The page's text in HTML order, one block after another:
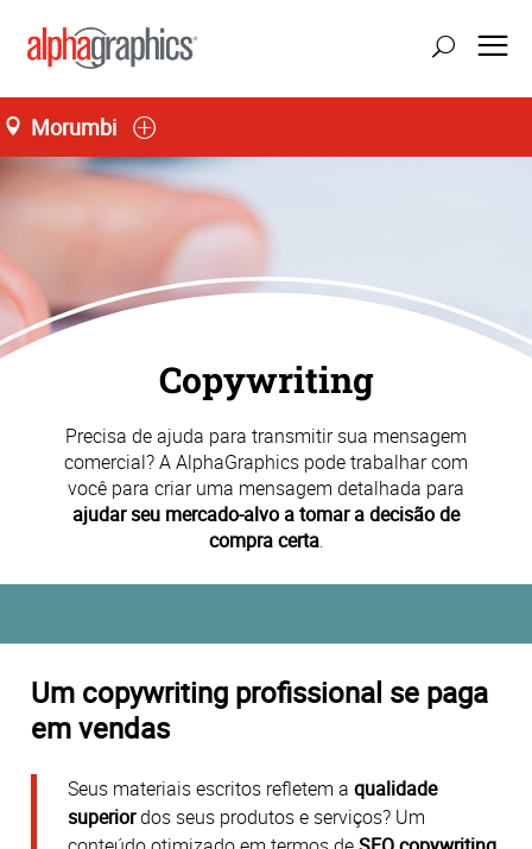
Morumbi
Copywriting
Precisa de ajuda para transmitir sua mensagem
comercial? A AlphaGraphics pode trabalhar com
você para criar uma mensagem detalhada para
ajudar seu mercado-alvo a tomar a decisão de
compra certa.
Um copywriting profissional se paga
em vendas
Seus materiais escritos refletem a qualidade
superiordos seus produtos e serviços? Um